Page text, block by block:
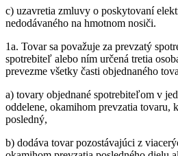
c) uzavretia zmluvy o poskytovaní
nedodávaného na hmotnom nosiči.
1a. Tovar sa považuje za prevzatý
spotrebiteľ alebo ním určená tretia
prevezme všetky časti objednaného
a) tovary objednané spotrebiteľom v
oddelene, okamihom prevzatia tovaru,
posledný,
b) dodáva tovar pozostávajúci z